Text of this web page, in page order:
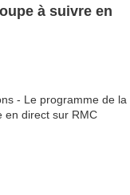
à suivre en